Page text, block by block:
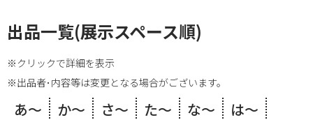
出品一覧(展示スペース順)
※クリックで詳細を表示
※出品者･内容等は変更となる場合がございます。
あ～ か～ さ～ た～ な～
は～